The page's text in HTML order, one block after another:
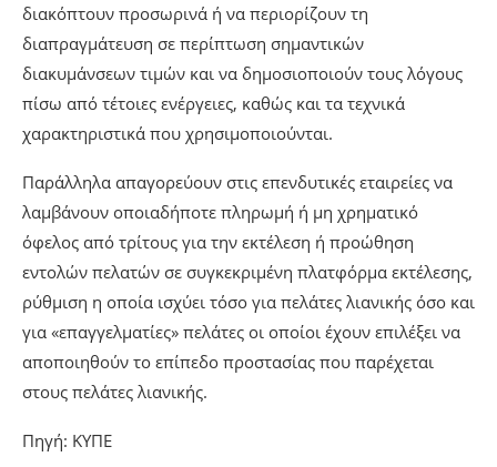
διακόπτουν προσωρινά ή να περιορίζουν τη
διαπραγμάτευση σε περίπτωση σημαντικών
διακυμάνσεων τιμών και να δημοσιοποιούν τους λόγους
πίσω από τέτοιες ενέργειες, καθώς και τα τεχνικά
χαρακτηριστικά που χρησιμοποιούνται.
Παράλληλα απαγορεύουν στις επενδυτικές εταιρείες να
λαμβάνουν οποιαδήποτε πληρωμή ή μη χρηματικό
όφελος από τρίτους για την εκτέλεση ή προώθηση
εντολών πελατών σε συγκεκριμένη πλατφόρμα εκτέλεσης,
ρύθμιση η οποία ισχύει τόσο για πελάτες λιανικής όσο και
για «επαγγελματίες» πελάτες οι οποίοι έχουν επιλέξει να
αποποιηθούν το επίπεδο προστασίας που παρέχεται
στους πελάτες λιανικής.
Πηγή: ΚΥΠΕ